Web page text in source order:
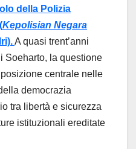
della Polizia
Kepolisian Negara
A quasi trent’anni
Soeharto, la questione
centrale nelle
democrazia
tra libertà e sicurezza
istituzionali ereditate